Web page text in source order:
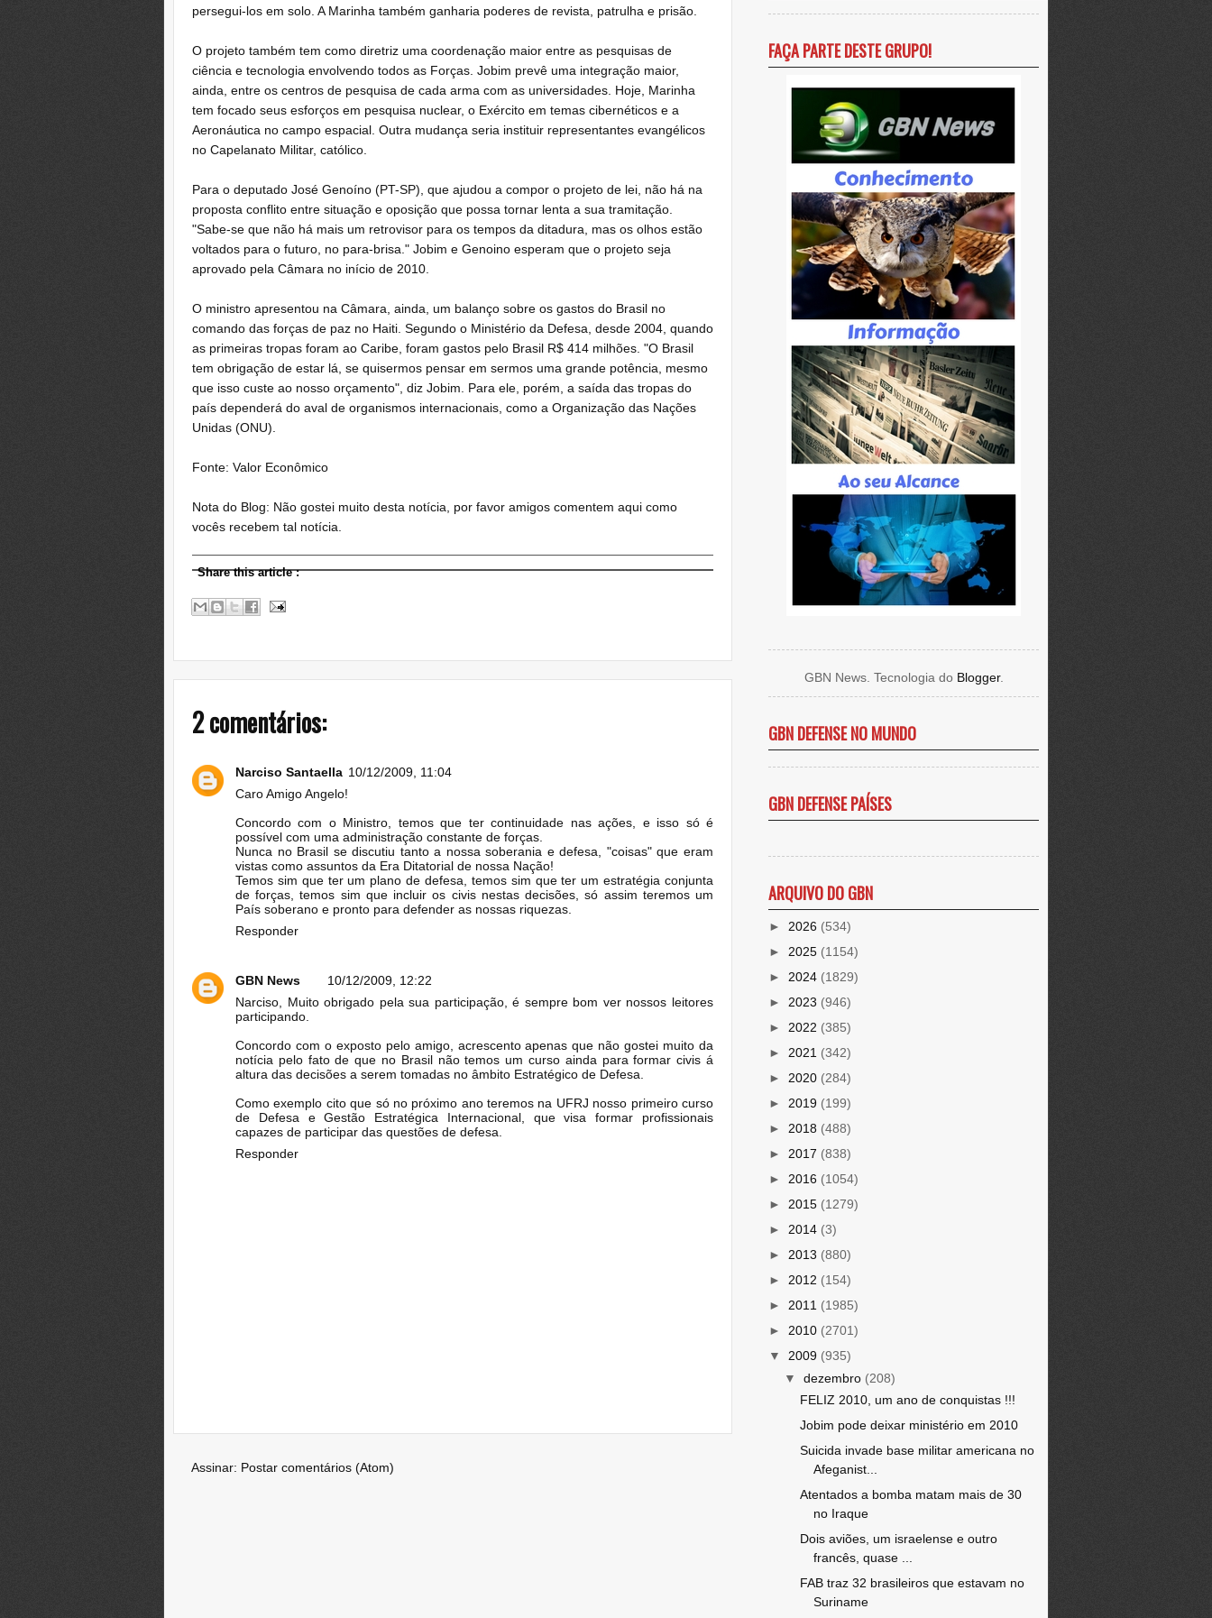
persegui-los em solo. A Marinha também ganharia poderes de revista, patrulha e prisão.
O projeto também tem como diretriz uma coordenação maior entre as pesquisas de
ciência e tecnologia envolvendo todos as Forças. Jobim prevê uma integração maior,
ainda, entre os centros de pesquisa de cada arma com as universidades. Hoje, Marinha
tem focado seus esforços em pesquisa nuclear, o Exército em temas cibernéticos e a
Aeronáutica no campo espacial. Outra mudança seria instituir representantes evangélicos
no Capelanato Militar, católico.
Para o deputado José Genoíno (PT-SP), que ajudou a compor o projeto de lei, não há na
proposta conflito entre situação e oposição que possa tornar lenta a sua tramitação.
"Sabe-se que não há mais um retrovisor para os tempos da ditadura, mas os olhos estão
voltados para o futuro, no para-brisa." Jobim e Genoino esperam que o projeto seja
aprovado pela Câmara no início de 2010.
O ministro apresentou na Câmara, ainda, um balanço sobre os gastos do Brasil no
comando das forças de paz no Haiti. Segundo o Ministério da Defesa, desde 2004, quando
as primeiras tropas foram ao Caribe, foram gastos pelo Brasil R$ 414 milhões. "O Brasil
tem obrigação de estar lá, se quisermos pensar em sermos uma grande potência, mesmo
que isso custe ao nosso orçamento", diz Jobim. Para ele, porém, a saída das tropas do
país dependerá do aval de organismos internacionais, como a Organização das Nações
Unidas (ONU).
Fonte: Valor Econômico
Nota do Blog: Não gostei muito desta notícia, por favor amigos comentem aqui como
vocês recebem tal notícia.
Share this article:
2 comentários:
Narciso Santaella 10/12/2009, 11:04
Caro Amigo Angelo!
Concordo com o Ministro, temos que ter continuidade nas ações, e isso só é
possível com uma administração constante de forças.
Nunca no Brasil se discutiu tanto a nossa soberania e defesa, "coisas" que eram
vistas como assuntos da Era Ditatorial de nossa Nação!
Temos sim que ter um plano de defesa, temos sim que ter um estratégia conjunta
de forças, temos sim que incluir os civis nestas decisões, só assim teremos um
País soberano e pronto para defender as nossas riquezas.
Responder
GBN News
10/12/2009, 12:22
Narciso, Muito obrigado pela sua participação, é sempre bom ver nossos leitores
participando.
Concordo com o exposto pelo amigo, acrescento apenas que não gostei muito da
notícia pelo fato de que no Brasil não temos um curso ainda para formar civis á
altura das decisões a serem tomadas no âmbito Estratégico de Defesa.
Como exemplo cito que só no próximo ano teremos na UFRJ nosso primeiro curso
de Defesa e Gestão Estratégica Internacional, que visa formar profissionais
capazes de participar das questões de defesa.
Responder
Assinar: Postar comentários (Atom)
FAÇA PARTE DESTE GRUPO!
GBN News. Tecnologia do Blogger.
GBN DEFENSE NO MUNDO
GBN DEFENSE PAÍSES
ARQUIVO DO GBN
► 2026 (534)
► 2025 (1154)
► 2024 (1829)
► 2023 (946)
► 2022 (385)
► 2021 (342)
► 2020 (284)
► 2019 (199)
► 2018 (488)
► 2017 (838)
► 2016 (1054)
► 2015 (1279)
► 2014 (3)
► 2013 (880)
► 2012 (154)
► 2011 (1985)
► 2010 (2701)
▼ 2009 (935)
▼ dezembro (208)
FELIZ 2010, um ano de conquistas !!!
Jobim pode deixar ministério em 2010
Suicida invade base militar americana no
Afeganist...
Atentados a bomba matam mais de 30
no Iraque
Dois aviões, um israelense e outro
francês, quase ...
FAB traz 32 brasileiros que estavam no
Suriname